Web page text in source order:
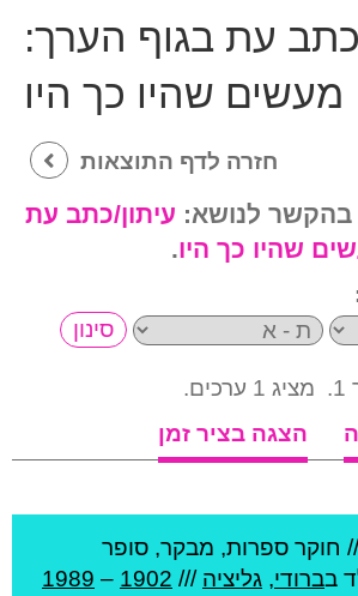
כתב עת בגוף הערך:
מעשים שהיו כך היו
חזרה לדף התוצאות
עיתון/כתב עת
שהיו כך היו.
מציג 1 ערכים.
הצגה בציר זמן
חוקר ספרות, מבקר, סופר
בברודי, גליציה ///
1902
–
1989